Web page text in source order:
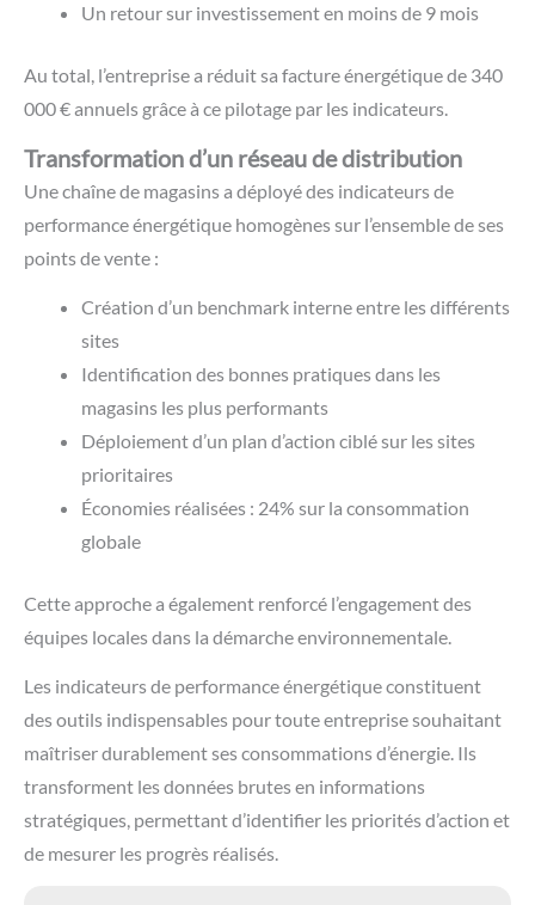
Un retour sur investissement en moins de 9 mois
Au total, l’entreprise a réduit sa facture énergétique de 340
000 € annuels grâce à ce pilotage par les indicateurs.
Transformation d’un réseau de distribution
Une chaîne de magasins a déployé des indicateurs de
performance énergétique homogènes sur l’ensemble de ses
points de vente :
Création d’un benchmark interne entre les différents
sites
Identification des bonnes pratiques dans les
magasins les plus performants
Déploiement d’un plan d’action ciblé sur les sites
prioritaires
Économies réalisées : 24% sur la consommation
globale
Cette approche a également renforcé l’engagement des
équipes locales dans la démarche environnementale.
Les indicateurs de performance énergétique constituent
des outils indispensables pour toute entreprise souhaitant
maîtriser durablement ses consommations d’énergie. Ils
transforment les données brutes en informations
stratégiques, permettant d’identifier les priorités d’action et
de mesurer les progrès réalisés.